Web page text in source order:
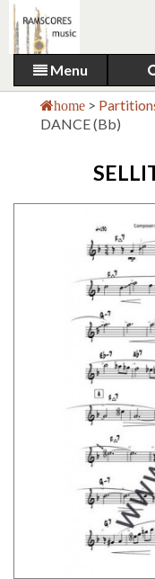
Menu
home >
DANCE (Bb)